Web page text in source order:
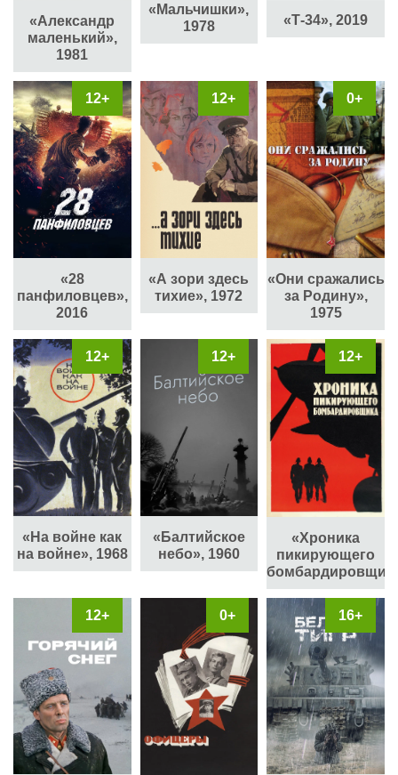
«Александр
маленький»,
1981
«Мальчишки»,
1978
«Т-34», 2019
12+
«28
панфиловцев»,
2016
12+
«А зори здесь
тихие», 1972
0+
«Они сражались
за Родину»,
1975
12+
«На войне как
на войне», 1968
12+
«Балтийское
небо», 1960
12+
«Хроника
пикирующего
12+ 0+ 16+